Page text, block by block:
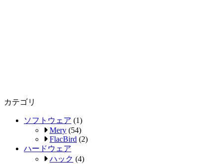
カテゴリ
ソフトウェア (1)
Mery (54)
FlacBird (2)
ハードウェア
ハック (4)